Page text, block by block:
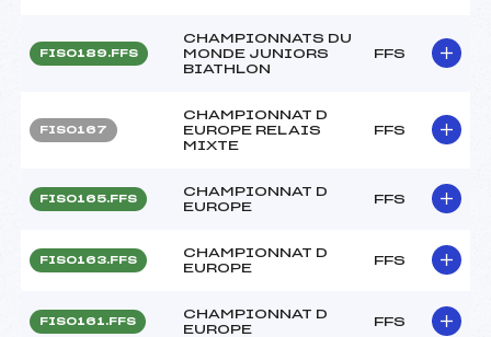
FIS0189.FFS
CHAMPIONNATS DU
MONDE JUNIORS
BIATHLON
FFS
FIS0167
CHAMPIONNAT D
EUROPE RELAIS
MIXTE
FFS
FIS0165.FFS
CHAMPIONNAT D
EUROPE
FFS
FIS0163.FFS
CHAMPIONNAT D
EUROPE
FFS
FIS0161.FFS
CHAMPIONNAT D
EUROPE
FFS